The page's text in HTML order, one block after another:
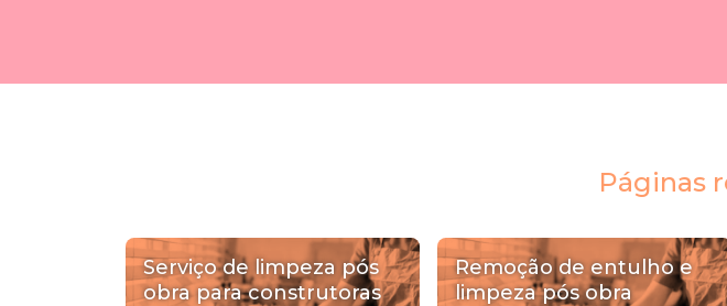
Páginas
Serviço de limpeza pós
obra para construtoras
Remoção de entulho e
limpeza pós obra